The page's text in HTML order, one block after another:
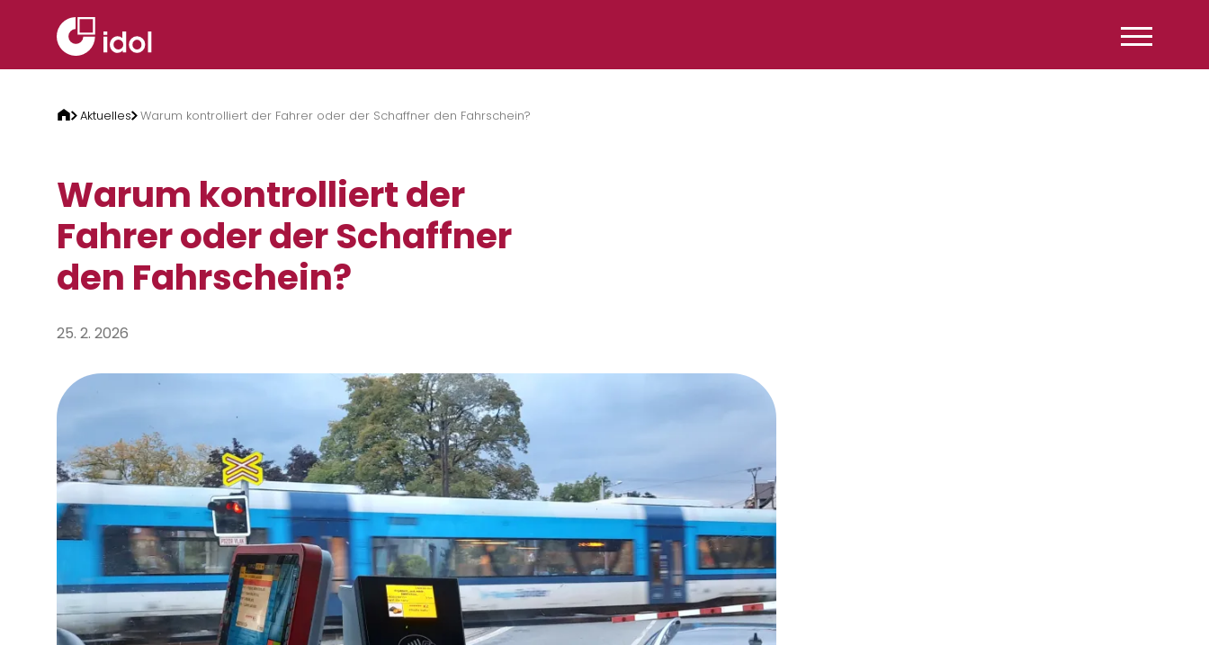
Aktuelles Warum kontrolliert der Fahrer oder der Schaffner den Fahrschein?
Warum kontrolliert der
Fahrer oder der Schaffner
den Fahrschein?
25. 2. 2026